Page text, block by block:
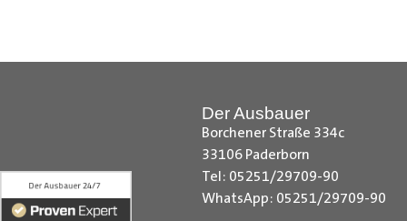
Laderaumverkleidung, Peugeot
Laderaumverkleidung, Toyota
Laderaumverkleidung,VW
Cargo Laderaumverkleidung,
VW T5 Laderaumverkleidung ,
Der Ausbauer
Borchener Straße 334c
33106 Paderborn
Tel: 05251/29709-90
WhatsApp: 05251/29709-90